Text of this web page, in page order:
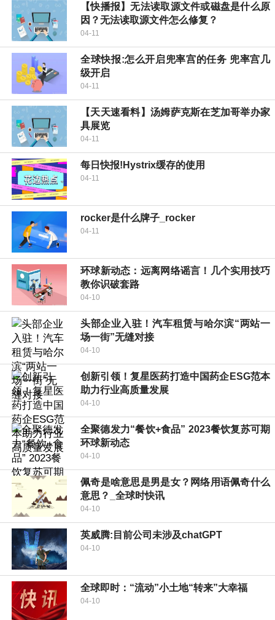
【快播报】无法读取源文件或磁盘是什么原
因？无法读取源文件怎么修复？
04-11
全球快报:怎么开启兜率宫的任务 兜率宫几
级开启
04-11
【天天速看料】汤姆萨克斯在芝加哥举办家
具展览
04-11
每日快报!Hystrix缓存的使用
04-11
rocker是什么牌子_rocker
04-11
环球新动态：远离网络谣言！几个实用技巧
教你识破套路
04-10
头部企业入驻！汽车租赁与哈尔滨“两站一
场一街”无缝对接
04-10
创新引领！复星医药打造中国药企ESG范本
助力行业高质量发展
04-10
全聚德发力“餐饮+食品” 2023餐饮复苏可期
环球新动态
04-10
佩奇是啥意思是男是女？网络用语佩奇什么
意思？_全球时快讯
04-10
英威腾:目前公司未涉及chatGPT
04-10
全球即时：“流动”小土地“转来”大幸福
04-10